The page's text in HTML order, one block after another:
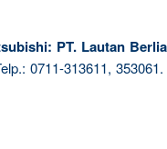
PT. Lautan
0711-313611,